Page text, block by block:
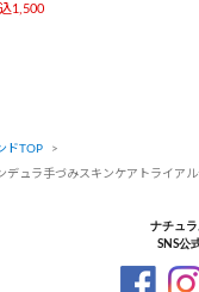
1,500
ドTOP
デュラ手づみスキンケアトライア
ナチュ
SNS公